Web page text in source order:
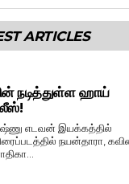
ARTICLES
நடித்துள்ள ஹாய்
எடவன் இயக்கத்தில்
நயன்தாரா,